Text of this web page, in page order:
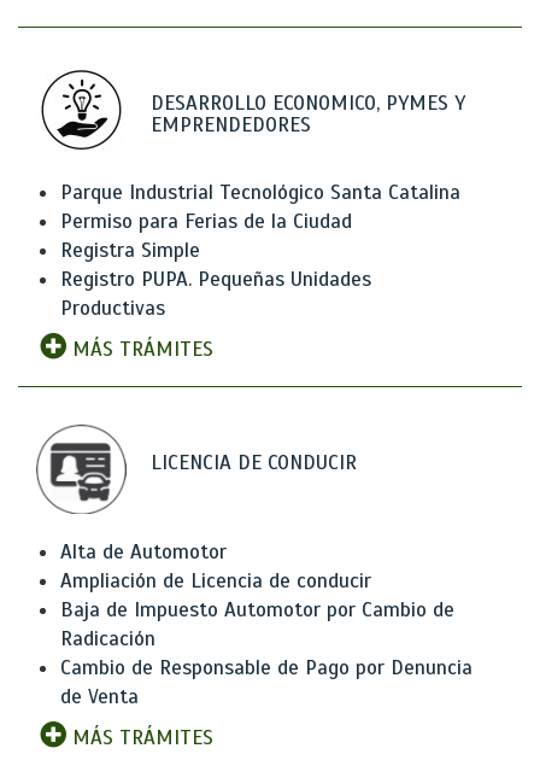
DESARROLLO ECONOMICO, PYMES Y
EMPRENDEDORES
Parque Industrial Tecnológico Santa Catalina
Permiso para Ferias de la Ciudad
Registra Simple
Registro PUPA. Pequeñas Unidades
Productivas
MÁS TRÁMITES
LICENCIA DE CONDUCIR
Alta de Automotor
Ampliación de Licencia de conducir
Baja de Impuesto Automotor por Cambio de
Radicación
Cambio de Responsable de Pago por Denuncia
de Venta
MÁS TRÁMITES